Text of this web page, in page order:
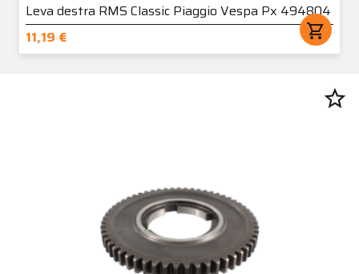
Leva destra RMS Classic Piaggio Vespa Px 494804
11,19 €
shopping_cart
star_border